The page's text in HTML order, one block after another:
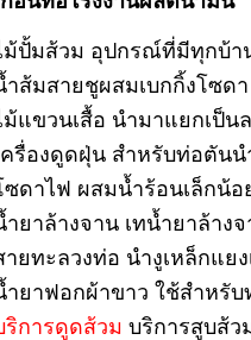
ม้ปั้มส้วม อุปกรณ์ที่มีทุกบ้า
ำส้มสายชูผสมเบกกิ้งโซด
ม้แขวนเสื้อ นำมาแยกเป็
ครื่องดูดฝุ่น สำหรับท่อตัน
ดาไฟ ผสมน้ำร้อนเล็กน้อ
ำยาล้างจาน เทน้ำยาล้า
ายทะลวงท่อ นำงูเหล็กแ
ำยาฟอกผ้าขาว ใช้สำหรั
ริการดูดส้วม บริการสูบส้